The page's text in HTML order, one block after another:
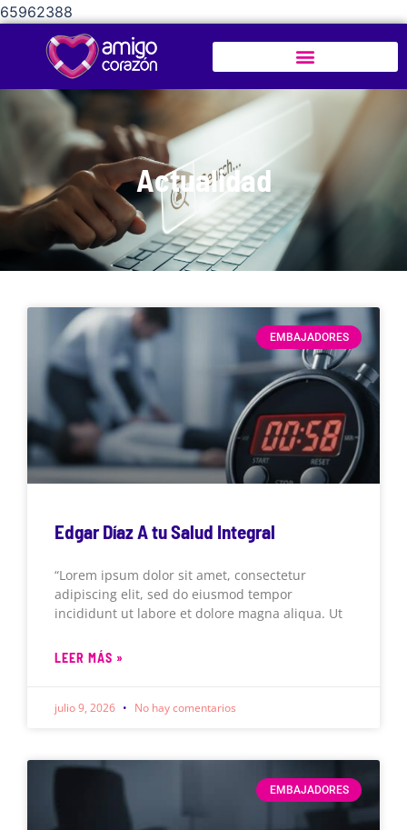
65962388
Actualidad
EMBAJADORES
Edgar Díaz A tu Salud Integral
“Lorem ipsum dolor sit amet, consectetur
adipiscing elit, sed do eiusmod tempor
incididunt ut labore et dolore magna aliqua. Ut
LEER MÁS »
julio 9, 2026 No hay comentarios
EMBAJADORES